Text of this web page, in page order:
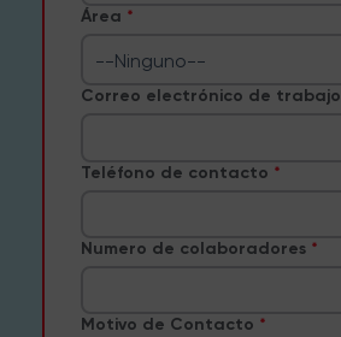
Área
--Ninguno--
Correo electrónico de trabajo
Teléfono de contacto
Numero de colaboradores
Motivo de Contacto